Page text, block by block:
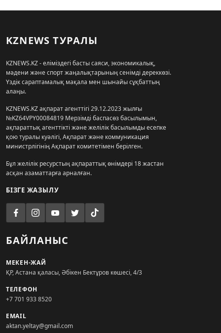
KZNEWS ТУРАЛЫ
KZNEWS.KZ - еліміздегі басты саяси, экономикалық,
мәдени және спорт жаңалықтарының сенімді дереккөзі.
Үздік сараптамалық мақала мен шынайы сұқбаттың
алаңы.
KZNEWS.KZ ақпарат агенттігі 29.12.2023 жылғы
№KZ64VPY00084819 Мерзімді баспасөз басылымын,
ақпараттық агенттікті және желілік басылымды есепке
қою туралы куәлігі, Ақпарат және коммуникация
министрлігінің Ақпарат комитетімен берілген.
Бұл желілік ресурстың ақпараттық өнімдері 18 жастан
асқан азаматтарға арналған.
БІЗГЕ ЖАЗЫЛУ
БАЙЛАНЫС
МЕКЕН-ЖАЙ
ҚР, Астана қаласы, Әбікен Бектұров көшесі, 4/3
ТЕЛЕФОН
+7 701 933 8520
EMAIL
aktan.yeltay@gmail.com